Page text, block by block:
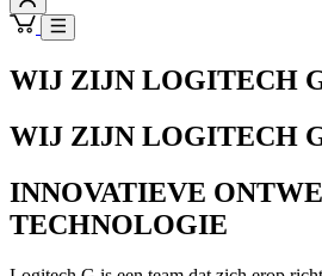
WIJ ZIJN LOGITECH
WIJ ZIJN LOGITECH
INNOVATIEVE
TECHNOLOGIE